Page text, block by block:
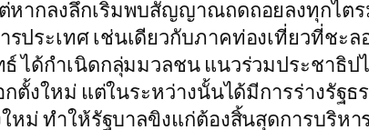
หากลงลึกเริ่มพบสัญญาณถดถอยลงทุกไต
ประเทศ เช่นเดียวกับภาคท่องเที่ยวที่ชะ
ได้กำเนิดกลุ่มมวลชน แนวร่วมประชาธิ
กตั้งใหม่ แต่ในระหว่างนั้นได้มีการร่างรั
หม่ ทำให้รัฐบาลขิงแก่ต้องสิ้นสุดการบริห